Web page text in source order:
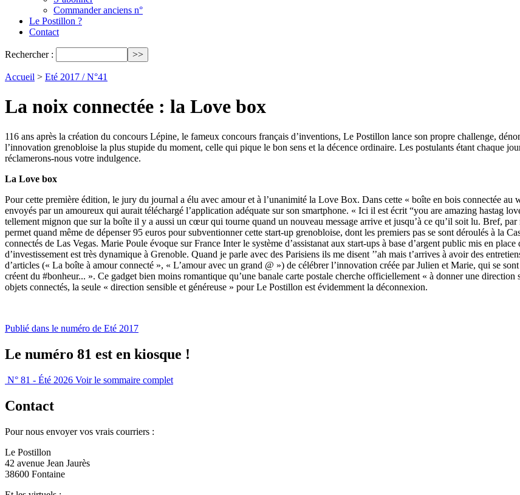
Commander anciens n°
Le Postillon ?
Contact
Rechercher :
Accueil > Eté 2017 / N°41
La noix connectée : la Love box
116 ans après la création du concours Lépine, le fameux concours français d’inventions, Le Postillon lance son propre challenge,
l’innovation grenobloise la plus stupide du moment, celle qui pique le bon sens et la décence ordinaire. Les postulants étant chaque
réclamerons-nous votre indulgence.
La Love box
Pour cette première édition, le jury du journal a élu avec amour et à l’unanimité la Love Box. Dans cette « boîte en bois connectée
envoyés par un amoureux qui aurait téléchargé l’application adéquate sur son smartphone. « Ici il est écrit “you are amazing hastag
tellement mignon que sur la boîte il y a aussi un cœur qui tourne quand un nouveau message arrive et jusqu’à ce qu’il soit lu. Bref,
permet quand même de dépenser 95 euros pour subventionner cette start-up grenobloise, dont les premiers pas se sont déroulés à la
connectés de Las Vegas. Marie Poule évoque sur France Inter le système d’assistanat aux start-ups à base d’argent public mis en
d’investissement est très dynamique à Grenoble. Quand je parle avec des Parisiens ils me disent ’’ah mais t’arrives à avoir des
d’articles (« La boîte à amour connecté », « L’amour avec un grand @ ») de célébrer l’innovation créée par Julien et Marie, qui se
créent du #bonheur... ». Ce gadget bien moins romantique qu’une banale carte postale cherche officiellement « à donner une direction
objets connectés, la seule « direction sensible et généreuse » pour Le Postillon est évidemment la déconnexion.
Publié dans le numéro de Eté 2017
Le numéro 81 est en kiosque !
N° 81 - Été 2026 Voir le sommaire complet
Contact
Pour nous envoyer vos vrais courriers :
Le Postillon
42 avenue Jean Jaurès
38600 Fontaine